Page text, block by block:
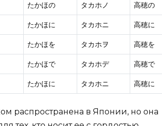
たかほの タカホノ 高穂の
たかほに タカホニ 高穂に
たかほを タカホヲ 高穂を
たかほで タカホデ 高穂で
たかほに タカホニ 高穂に
распространена в Японии, но она